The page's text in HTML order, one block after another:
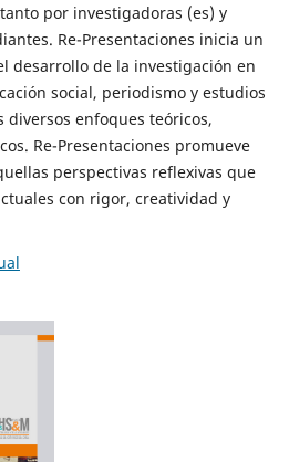
por investigadoras (es) y
Re-Presentaciones inicia un
desarrollo de la investigación en
social, periodismo y estudios
diversos enfoques teóricos,
Re-Presentaciones promueve
perspectivas reflexivas que
con rigor, creatividad y